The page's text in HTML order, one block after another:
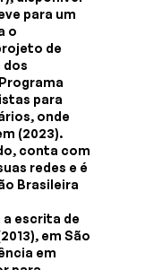
para um
o
de
dos
para
onde
(2023).
conta com
redes e é
Brasileira
escrita de
em São
em